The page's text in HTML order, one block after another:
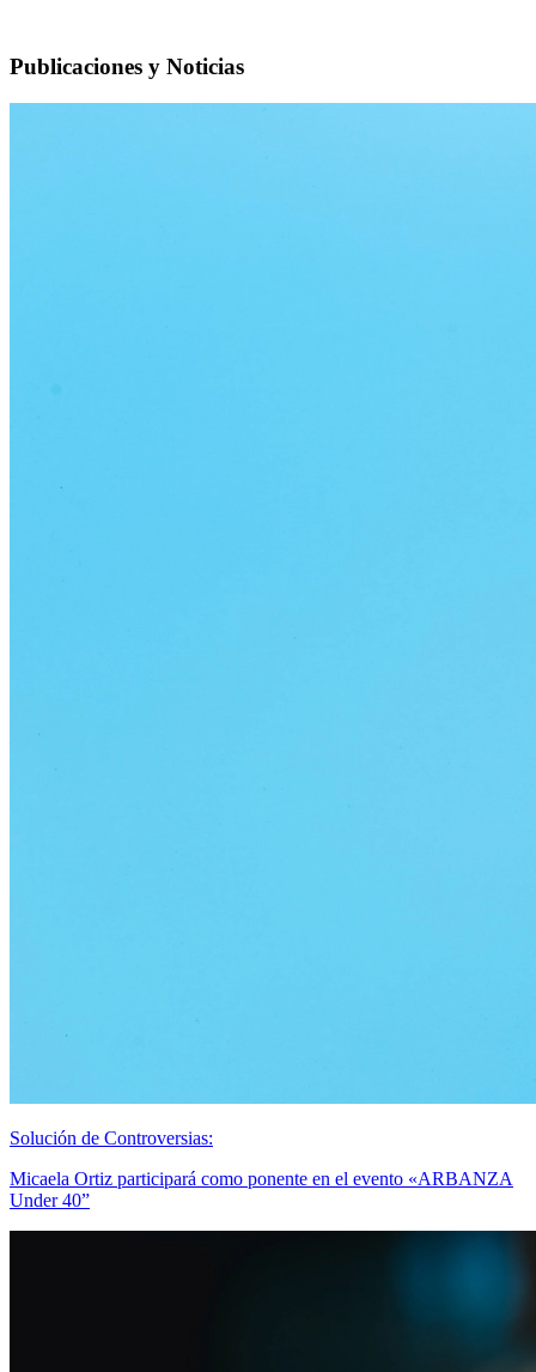
Publicaciones y Noticias
Solución de Controversias:
Micaela Ortiz participará como ponente en el evento «ARBANZA
Under 40”